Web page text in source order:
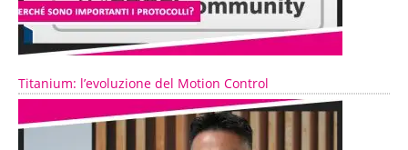
Titanium: l’evoluzione del Motion Control